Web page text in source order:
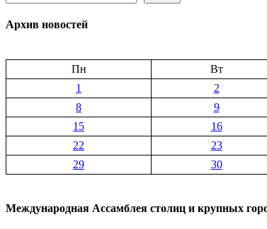
в
Архив новостей
Пн
Вт
1
2
8
9
15
16
22
23
29
30
Международная Ассамблея столиц и крупных